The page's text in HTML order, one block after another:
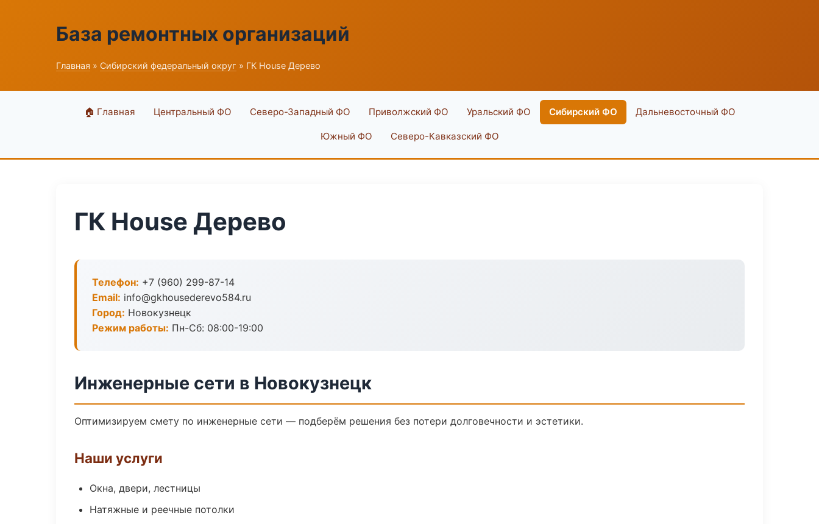
База ремонтных организаций
Главная » Сибирский федеральный округ » ГК House Дерево
🏠 Главная Центральный ФО Северо-Западный ФО Приволжский ФО Уральский ФО Сибирский ФО Дальневосточный ФО
Южный ФО Северо-Кавказский ФО
ГК House Дерево
Телефон: +7 (960) 299-87-14
Email: info@gkhousederevo584.ru
Город: Новокузнецк
Режим работы: Пн-Сб: 08:00-19:00
Инженерные сети в Новокузнецк
Оптимизируем смету по инженерные сети — подберём решения без потери долговечности и эстетики.
Наши услуги
Окна, двери, лестницы
Натяжные и реечные потолки